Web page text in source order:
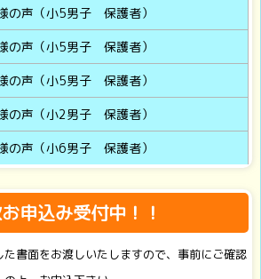
の声（小5男子 保護者）
の声（小5男子 保護者）
の声（小5男子 保護者）
の声（小2男子 保護者）
の声（小6男子 保護者）
申込み受付中！！
書面をお渡しいたしますので、事前にご確認